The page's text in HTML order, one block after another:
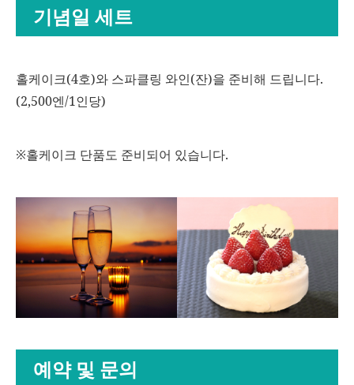
기념일 세트
홀케이크(4호)와 스파클링 와인(잔)을 준비해 드립니다.
(2,500엔/1인당)
※홀케이크 단품도 준비되어 있습니다.
예약 및 문의